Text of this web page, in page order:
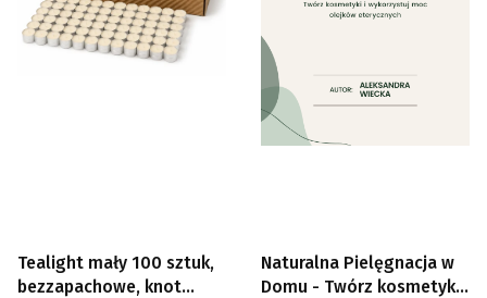
Tealight mały 100 sztuk,
bezzapachowe, knot
Naturalna Pielęgnacja w
Domu - Twórz kosmetyki